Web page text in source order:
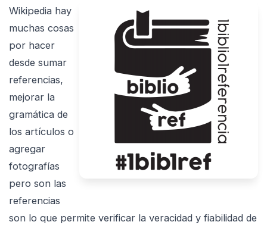
Wikipedia hay
muchas cosas
por hacer
desde sumar
referencias,
mejorar la
gramática de
los artículos o
agregar
fotografías
pero son las
referencias
son lo que permite verificar la veracidad y fiabilidad de